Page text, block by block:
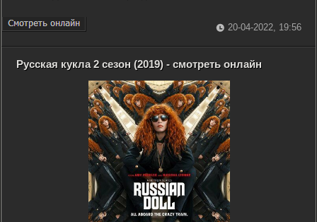
20-04-2022, 19:56
Русская кукла 2 сезон (2019) - смотреть онлайн